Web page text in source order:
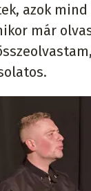
azok mind
már